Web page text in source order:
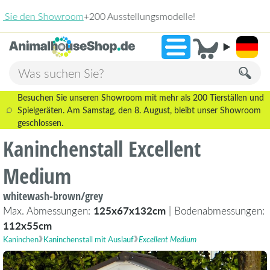
»2.238 Bewertungen!
Besuchen Sie unseren Showroom mit mehr als 200 Tierställen und
Spielgeräten. Am Samstag, den 8. August, bleibt unser Showroom
geschlossen.
Kaninchenstall Excellent
Medium
whitewash-brown/grey
Max. Abmessungen: 125x67x132cm | Bodenabmessungen:
112x55cm
Kaninchen Kaninchenstall mit Auslauf Excellent Medium